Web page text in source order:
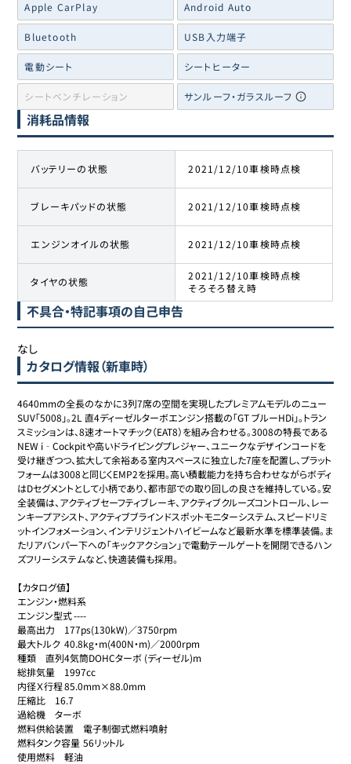
Apple CarPlay Android Auto
Bluetooth USB入力端子
電動シート シートヒーター
シートベンチレーション サンルーフ・ガラスルーフ
消耗品情報
バッテリーの状態 2021/12/10車検時点検
ブレーキパッドの状態 2021/12/10車検時点検
エンジンオイルの状態 2021/12/10車検時点検
タイヤの状態
2021/12/10車検時点検
そろそろ替え時
不具合・特記事項の自己申告
なし
カタログ情報（新車時）
4640mmの全長のなかに3列7席の空間を実現したプレミアムモデルのニュー
SUV「5008」。2L 直4ディーゼルターボエンジン搭載の「GT ブルーHDi」。トラン
スミッションは、8速オートマチック（EAT8）を組み合わせる。3008の特長である
NEW i‐Cockpitや高いドライビングプレジャー、ユニークなデザインコードを
受け継ぎつつ、拡大して余裕ある室内スペースに独立した7座を配置し、プラット
フォームは3008と同じくEMP2を採用。高い積載能力を持ち合わせながらボディ
はDセグメントとして小柄であり、都市部での取り回しの良さを維持している。安
全装備は、アクティブセーフティブレーキ、アクティブクルーズコントロール、レー
ンキープアシスト、アクティブブラインドスポットモニターシステム、スピードリミ
ットインフォメーション、インテリジェントハイビームなど最新水準を標準装備。ま
たリアバンパー下への「キックアクション」で電動テールゲートを開閉できるハン
ズフリーシステムなど、快適装備も採用。
【カタログ値】
エンジン・燃料系
エンジン型式	----
最高出力	177ps(130kW)／3750rpm
最大トルク	40.8kg・m(400N・m)／2000rpm
種類	直列4気筒DOHCターボ (ディーゼル)m
総排気量	1997cc
内径Ｘ行程	85.0mm×88.0mm
圧縮比	16.7
過給機	ターボ
燃料供給装置	電子制御式燃料噴射
燃料タンク容量	56リットル
使用燃料	軽油